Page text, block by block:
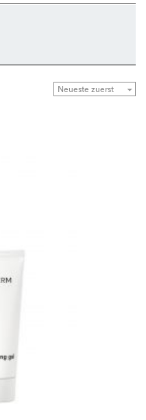
definieren die
Sie sind schnelle Helfer